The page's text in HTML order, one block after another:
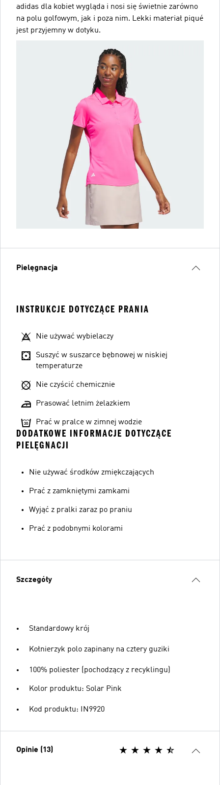
adidas dla kobiet wygląda i nosi się świetnie zarówno
na polu golfowym, jak i poza nim. Lekki materiał piqué
jest przyjemny w dotyku.
Pielęgnacja
INSTRUKCJE DOTYCZĄCE PRANIA
Nie używać wybielaczy
Suszyć w suszarce bębnowej w niskiej
temperaturze
Nie czyścić chemicznie
Prasować letnim żelazkiem
Prać w pralce w zimnej wodzie
DODATKOWE INFORMACJE DOTYCZĄCE
PIELĘGNACJI
Nie używać środków zmiękczających
Prać z zamkniętymi zamkami
Wyjąć z pralki zaraz po praniu
Prać z podobnymi kolorami
Szczegóły
Standardowy krój
Kołnierzyk polo zapinany na cztery guziki
100% poliester (pochodzący z recyklingu)
Kolor produktu: Solar Pink
Kod produktu: IN9920
Opinie (13)